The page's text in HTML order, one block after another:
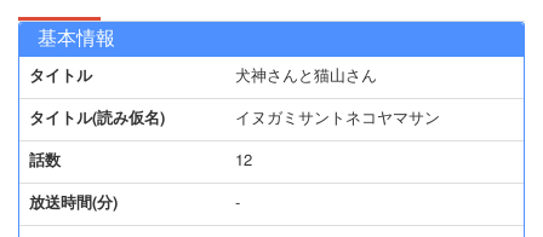
基本情報
タイトル 犬神さんと猫山さん
タイトル(読み仮名) イヌガミサントネコヤマサン
話数 12
放送時間(分) -